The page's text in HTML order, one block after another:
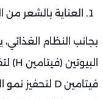
العناية بالشعر من
بجانب النظام
البيوتين (فيتامين H) لتقوية الشعر والأظافر.
فيتامين D لتحفيز نمو البصيلات.